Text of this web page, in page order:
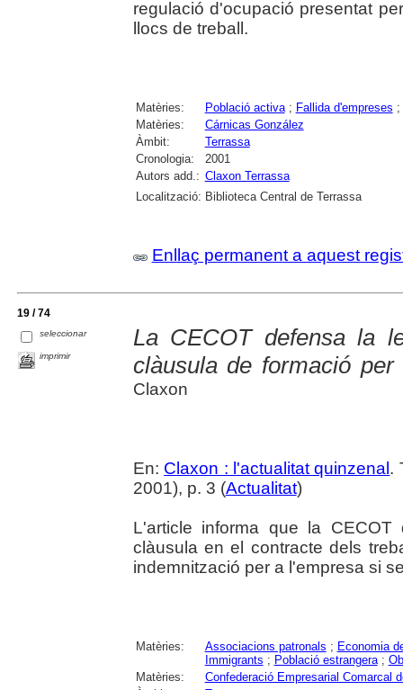
regulació d'ocupació presentat
llocs de treball.
Matèries: Població activa; Fallida d'empreses ;
Matèries:
Cárnicas González
Àmbit:
Terrassa
Cronologia:
2001
Autors add.: Claxon Terrassa
Localització: Biblioteca Central de Terrassa
Enllaç permanent a aquest
19 / 74
seleccionar
imprimir
La CECOT defensa la
clàusula de formació
Claxon
En: Claxon : l'actualitat quinzenal .
2001), p. 3 (Actualitat)
L'article informa que la
clàusula en el contracte dels
indemnització per a l'empresa si
Matèries: Associacions patronals ; Economia
Immigrants ; Població estrangera;
Matèries:
Confederació Empresarial Comarcal